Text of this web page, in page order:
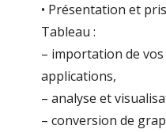
• Présentation et
Tableau :
– importation de vos
applications,
– analyse et
– conversion de